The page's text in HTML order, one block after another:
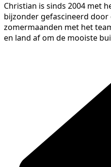
Christian is sinds 2004 met
bijzonder gefascineerd
zomermaanden met het
en land af om de mooiste